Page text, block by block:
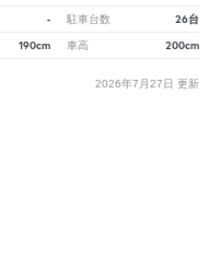
- 駐車台数 26台
190cm 車高 200cm
2026年7月27日 更新